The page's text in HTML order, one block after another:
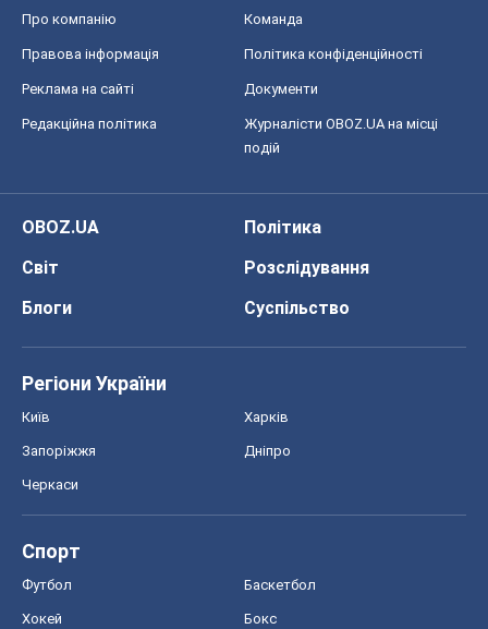
Про компанію Команда
Правова інформація Політика конфіденційності
Реклама на сайті Документи
Редакційна політика
Журналісти OBOZ.UA на місці
подій
OBOZ.UA
Політика
Світ
Розслідування
Блоги
Суспільство
Регіони України
Київ Харків
Запоріжжя Дніпро
Черкаси
Спорт
Футбол Баскетбол
Хокей Бокс